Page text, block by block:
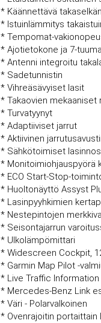
* Käännettävä
* Istuinlämmitys
* Tempomat-
* Ajotietokone ja 7-
* Antenni integroitu
* Sadetunnistin
* Vihreäsävyiset lasit
* Takaovien mekaaniset
* Turvatyynyt
* Adaptiiviset jarrut
* Aktiivinen
* Sähkötoimiset
* Monitoimiohjauspyörä
* ECO Start-Stop-
* Huoltonäyttö Assyst
* Lasinpyyhkimien
* Nestepintojen
* Seisontajarrun
* Ulkolämpömittari
* Widescreen Cockpit,
* Garmin Map Pilot -
* Live Traffic Information
* Mercedes-Benz Link
* Väri - Polarvalkoinen
* Ovenrajoitin portaittain